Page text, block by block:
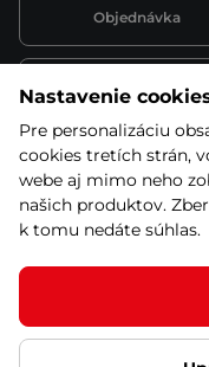
Objednávka
Spôsob platby
Montáž a servis
Kariéra
Nastavenie
Pre personalizáciu
cookies tretích strán,
webe aj mimo neho
našich produktov.
k tomu nedáte súhlas.